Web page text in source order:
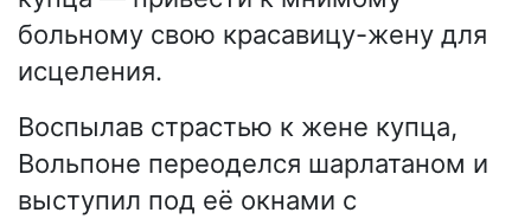
больному свою красавицу-жену для
исцеления.
Воспылав страстью к жене купца,
Вольпоне переоделся шарлатаном и
выступил под её окнами с